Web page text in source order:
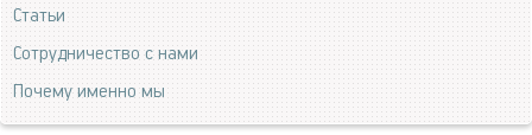
Статьи
Сотрудничество с нами
Почему именно мы